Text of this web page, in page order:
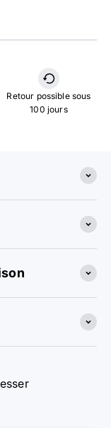
Retour possible sous
100 jours